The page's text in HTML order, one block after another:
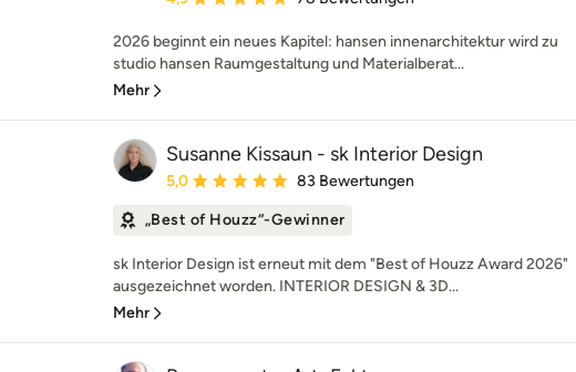
2026 beginnt ein neues Kapitel: hansen innenarchitektur wird zu
studio hansen Raumgestaltung und Materialberat...
Mehr
Susanne Kissaun - sk Interior Design
Durchschnittliche Bewertung: 5 von 5 Sternen
5,0 83 Bewertungen
„Best of Houzz“-Gewinner
sk Interior Design ist erneut mit dem "Best of Houzz Award 2026"
ausgezeichnet worden. INTERIOR DESIGN & 3D...
Mehr